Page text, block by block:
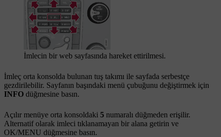
İmlecin bir web sayfasında hareket ettirilmesi.
İmleç orta konsolda bulunan tuş takımı ile sayfada serbestçe
gezdirilebilir. Sayfanın başındaki menü çubuğunu değiştirmek için
INFO düğmesine basın.
Açılır menüye orta konsoldaki 5 numaralı düğmeden erişilir.
Alternatif olarak imleci tıklanamayan bir alana getirin ve
OK/MENU düğmesine basın.